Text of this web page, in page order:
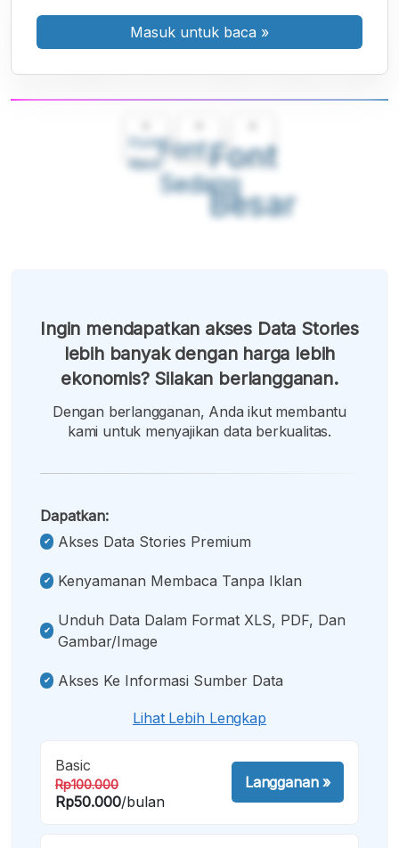
Font
Kecil
Font
Sedang
Font
Besar
Masuk untuk baca »
Ingin mendapatkan akses Data Stories
lebih banyak dengan harga lebih
ekonomis? Silakan berlangganan.
Dengan berlangganan, Anda ikut membantu
kami untuk menyajikan data berkualitas.
Dapatkan:
Akses Data Stories Premium
Kenyamanan Membaca Tanpa Iklan
Unduh Data Dalam Format XLS, PDF, Dan
Gambar/image
Akses Ke Informasi Sumber Data
Lihat Lebih Lengkap
Basic
Rp100.000
Rp50.000/bulan
Langganan»